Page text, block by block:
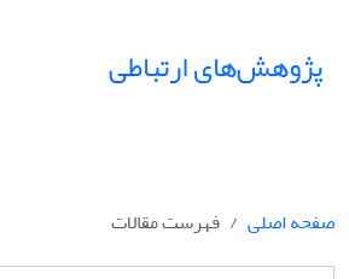
پژوهش‌های ارتباطی
صفحه اصلی
فهرست مقالات